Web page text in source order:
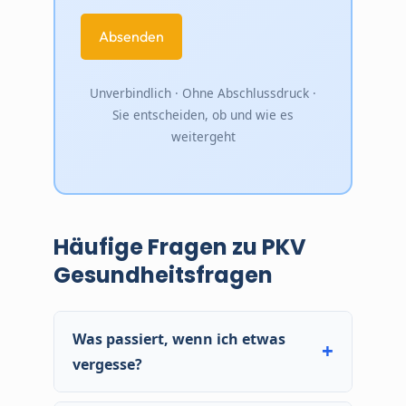
Unverbindlich · Ohne Abschlussdruck ·
Sie entscheiden, ob und wie es
weitergeht
Häufige Fragen zu PKV
Gesundheitsfragen
Was passiert, wenn ich etwas
vergesse?
Je nach Schwere kann das Konsequenzen haben